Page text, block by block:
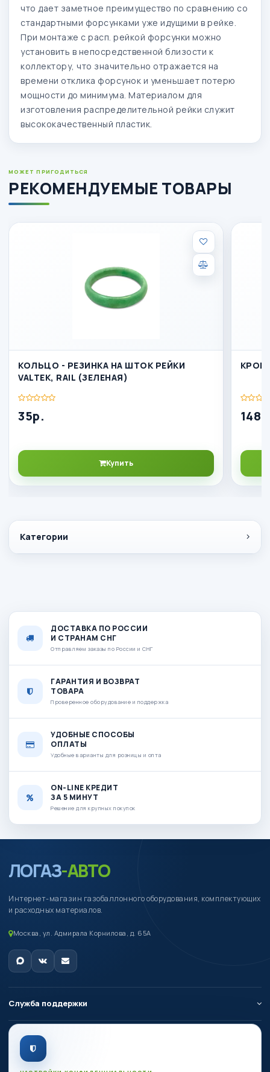
Категории
что дает заметное преимущество по сравнению со
стандартными форсунками уже идущими в рейке.
При монтаже с расп. рейкой форсунки можно
установить в непосредственной близости к
коллектору, что значительно отражается на
времени отклика форсунок и уменьшает потерю
мощности до минимума. Материалом для
изготовления распределительной рейки служит
высококачественный пластик.
МОЖЕТ ПРИГОДИТЬСЯ
РЕКОМЕНДУЕМЫЕ ТОВАРЫ
КОЛЬЦО - РЕЗИНКА НА ШТОК РЕЙКИ
VALTEK, RAIL (ЗЕЛЕНАЯ)
35р.
Купить
ДОСТАВКА ПО РОССИИ
И СТРАНАМ СНГ
Отправляем заказы по России и СНГ
ГАРАНТИЯ И ВОЗВРАТ
ТОВАРА
Проверенное оборудование и поддержка
УДОБНЫЕ СПОСОБЫ
ОПЛАТЫ
Удобные варианты для розницы и опта
ON-LINE КРЕДИТ
ЗА 5 МИНУТ
Решение для крупных покупок
ЛОГАЗ-АВТО
Интернет-магазин газобаллонного оборудования, комплектующих
и расходных материалов.
Москва, ул. Адмирала Корнилова, д. 65А
Служба поддержки
О компании
Личный кабинет